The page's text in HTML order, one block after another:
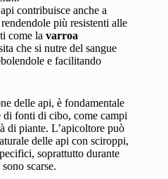
contribuisce anche a
più resistenti alle
come la varroa
che si nutre del sangue
e facilitando
delle api, è fondamentale
di fonti di cibo, come campi
di piante. L’apicoltore può
delle api con sciroppi,
soprattutto durante
scarse.